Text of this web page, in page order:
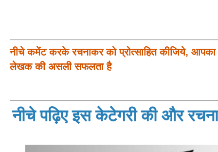
नीचे कमेंट करके रचनाकर को प्रोत्साहित कीजिये, आपका
लेखक की असली सफलता है
नीचे पढ़िए इस केटेगरी की और